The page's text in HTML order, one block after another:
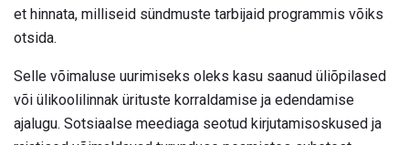
et hinnata, milliseid sündmuste tarbijaid programmis võiks
otsida.
Selle võimaluse uurimiseks oleks kasu saanud üliõpilased
või ülikoolilinnak ürituste korraldamise ja edendamise
ajalugu. Sotsiaalse meediaga seotud kirjutamisoskused ja